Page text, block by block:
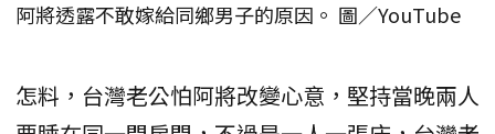
阿將透露不敢嫁給同鄉男子的原因。 圖／YouTube
怎料，台灣老公怕阿將改變心意，堅持當晚兩人